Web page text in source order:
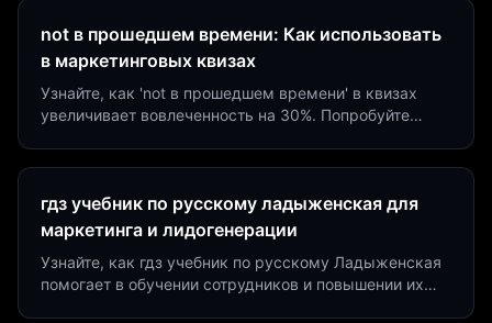
not в прошедшем времени: Как использовать
в маркетинговых квизах
Узнайте, как 'not в прошедшем времени' в квизах
увеличивает вовлеченность на 30%. Попробуйте
гдз учебник по русскому ладыженская для
маркетинга и лидогенерации
Узнайте, как гдз учебник по русскому Ладыженская
помогает в обучении сотрудников и повышении их